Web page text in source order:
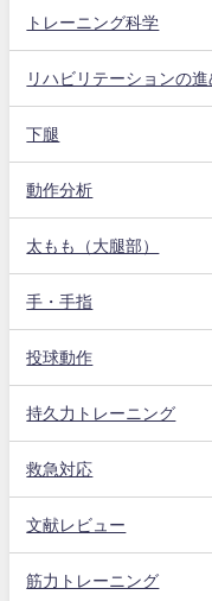
トレーニング科学
リハビリテーションの進
下腿
動作分析
太もも（大腿部）
手・手指
投球動作
持久力トレーニング
救急対応
文献レビュー
筋力トレーニング